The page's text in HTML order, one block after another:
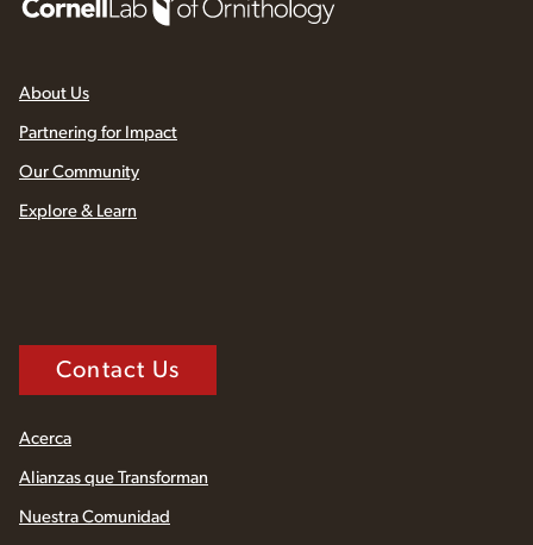
About Us
Partnering for Impact
Our Community
Explore & Learn
Contact Us
Acerca
Alianzas que Transforman
Nuestra Comunidad